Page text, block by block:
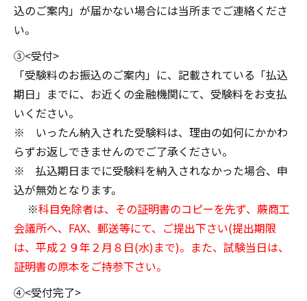
込のご案内」が届かない場合には当所までご連絡くださ
い。
③<受付>
「受験料のお振込のご案内」に、記載されている「払込
期日」までに、お近くの金融機関にて、受験料をお支払
いください。
※ いったん納入された受験料は、理由の如何にかかわ
らずお返しできませんのでご了承ください。
※ 払込期日までに受験料を納入されなかった場合、申
込が無効となります。
※科目免除者は、その証明書のコピーを先ず、蕨商工
会議所へ、FAX、郵送等にて、ご提出下さい(提出期限
は、平成２９年２月８日(水)まで)。また、試験当日は、
証明書の原本をご持参下さい。
④<受付完了>